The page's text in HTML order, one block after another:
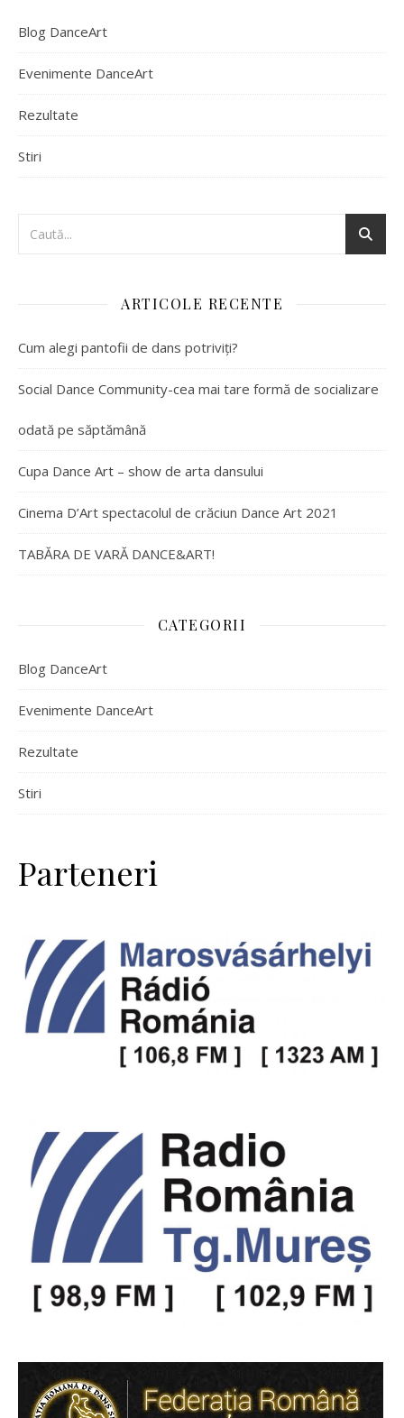
Blog DanceArt
Evenimente DanceArt
Rezultate
Stiri
ARTICOLE RECENTE
Cum alegi pantofii de dans potriviți?
Social Dance Community-cea mai tare formă de socializare
odată pe săptămână
Cupa Dance Art – show de arta dansului
Cinema D’Art spectacolul de crăciun Dance Art 2021
TABĂRA DE VARĂ DANCE&ART!
CATEGORII
Blog DanceArt
Evenimente DanceArt
Rezultate
Stiri
Parteneri